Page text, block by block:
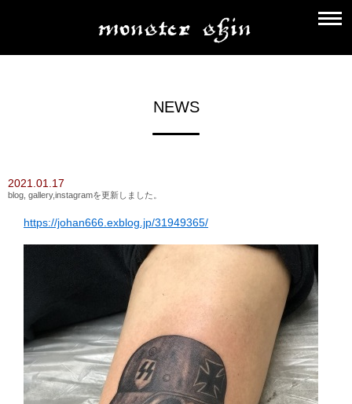
NEWS
2021.01.17
blog, gallery,instagramを更新しました。
https://johan666.exblog.jp/31949365/